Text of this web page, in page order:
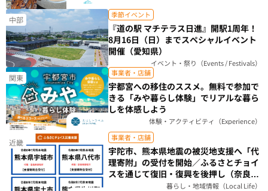
中部 季節イベント
『道の駅 マチテラス日進』開駅1周年！
8月16日（日）までスペシャルイベント
開催（愛知県）
イベント・祭り（Events / Festivals）
関東 事業者・店舗
宇都宮への移住のススメ。無料で参加で
きる「みや暮らし体験」でリアルな暮ら
しを体感しよう
体験・アクティビティ（Experience）
近畿 事業者・店舗
宇陀市、熊本県地震の被災地支援へ「代
理寄附」の受付を開始／ふるさとチョイ
スを通じて復旧・復興を後押し（奈良
暮らし・地域情報（Local Life）